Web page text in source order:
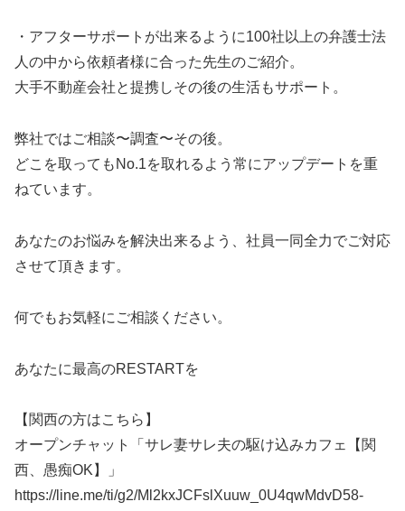
・アフターサポートが出来るように100社以上の弁護士法
人の中から依頼者様に合った先生のご紹介。
大手不動産会社と提携しその後の生活もサポート。
弊社ではご相談〜調査〜その後。
どこを取ってもNo.1を取れるよう常にアップデートを重
ねています。
あなたのお悩みを解決出来るよう、社員一同全力でご対応
させて頂きます。
何でもお気軽にご相談ください。
あなたに最高のRESTARTを
【関西の方はこちら】
オープンチャット「サレ妻サレ夫の駆け込みカフェ【関
西、愚痴OK】」
https://line.me/ti/g2/Ml2kxJCFslXuuw_0U4qwMdvD58-